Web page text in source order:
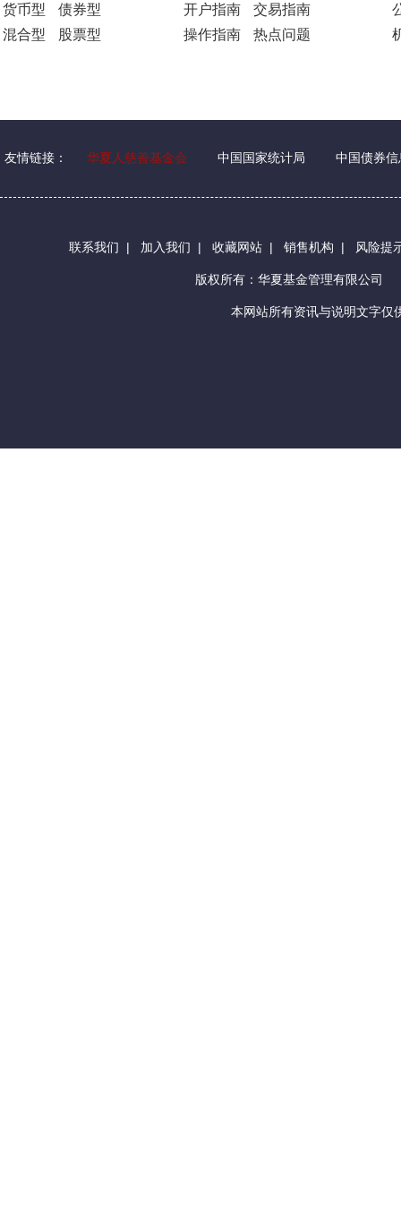
货币型
债券型
混合型
股票型
开户指南
交易指南
操作指南
热点问题
友情链接： 华夏人慈善基金会 中国国家统计局 中国债券信
联系我们 | 加入我们 | 收藏网站 | 销售机构 | 风险提
版权所有：华夏基金管理有限公司
本网站所有资讯与说明文字仅